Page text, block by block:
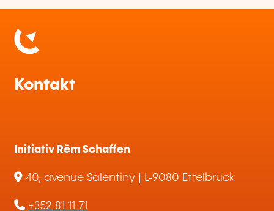
Kontakt
Initiativ Rëm Schaffen
40, avenue Salentiny | L-9080 Ettelbruck
+352 81 11 71